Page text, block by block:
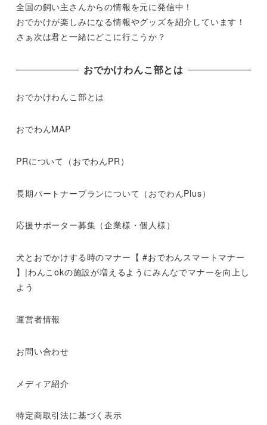
全国の飼い主さんからの情報を元に発信中！
おでかけが楽しみになる情報やグッズを紹介しています！
さぁ次は君と一緒にどこに行こうか？
おでかけわんこ部とは
おでかけわんこ部とは
おでわんMAP
PRについて（おでわんPR）
長期パートナープランについて（おでわんPlus）
応援サポーター募集（企業様・個人様）
犬とおでかけする時のマナー【 #おでわんスマートマナー
】|わんこokの施設が増えるようにみんなでマナーを向上し
よう
運営者情報
お問い合わせ
メディア紹介
特定商取引法に基づく表示